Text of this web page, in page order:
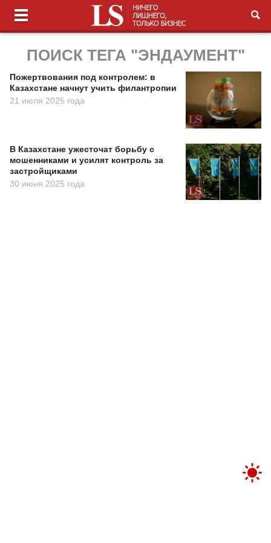
ПОИСК ТЕГА "ЭНДАУМЕНТ"
Пожертвования под контролем: в
Казахстане начнут учить филантропии
21 июля 2025 года
В Казахстане ужесточат борьбу с
мошенниками и усилят контроль за
застройщиками
30 июня 2025 года